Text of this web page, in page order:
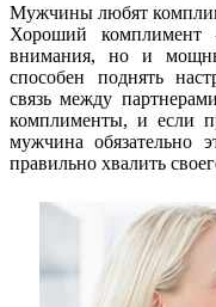
Мужчины любят
Хороший
внимания, но и
способен поднять
связь между
комплименты, и если
мужчина обязательно
правильно хвалить